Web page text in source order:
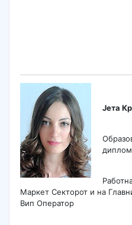
Јета
Маркет Секторот и на
Вип Оператор